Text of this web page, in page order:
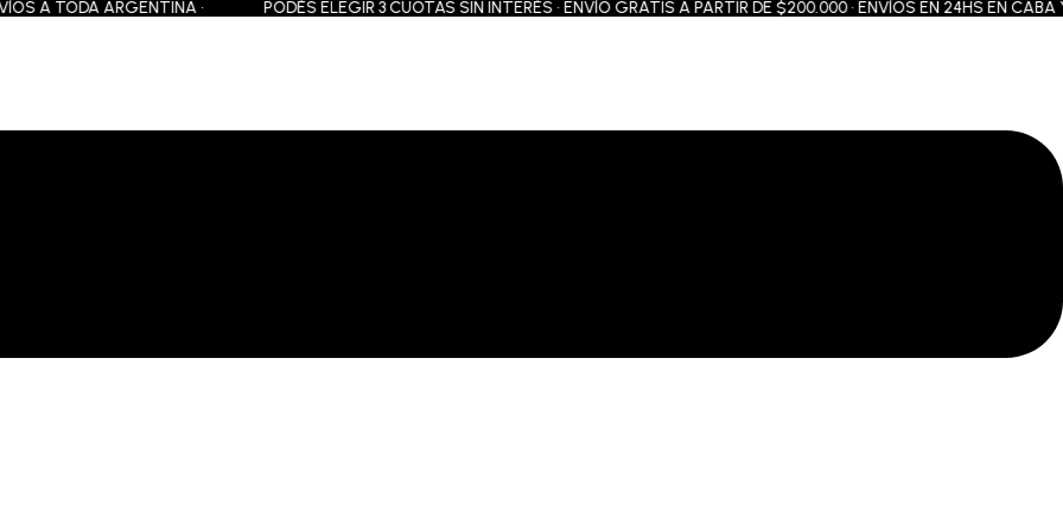
A TODA ARGENTINA • PODÉS ELEGIR 3 CUOTAS SIN INTERÉS • ENVÍO GRATIS A PARTIR DE $200.000 • ENVÍOS EN 24HS EN CABA Y